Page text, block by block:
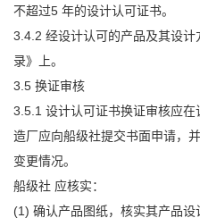
不超过5 年的设计认可证书。
3.4.2 经设计认可的产品及其设
录》上。
3.5 换证审核
3.5.1 设计认可证书换证审核应
造厂应向船级社提交书面申请，
变更情况。
船级社 应核实：
(1) 确认产品图纸，核实其产品